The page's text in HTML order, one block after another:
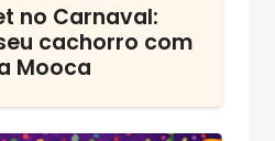
no Carnaval:
cachorro com
Mooca